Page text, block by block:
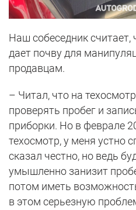
Наш собеседник считает,
дает почву для
продавцам.
– Читал, что на
проверять пробег и
приборки. Но в феврале
техосмотр, у меня устно
сказал честно, но ведь
умышленно занизит
потом иметь
в этом серьезную